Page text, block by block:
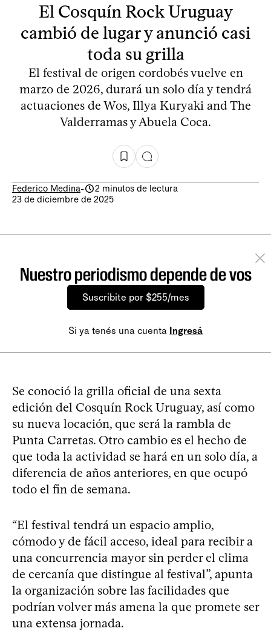
El Cosquín Rock Uruguay
cambió de lugar y anunció casi
toda su grilla
El festival de origen cordobés vuelve en
marzo de 2026, durará un solo día y tendrá
actuaciones de Wos, Illya Kuryaki and The
Valderramas y Abuela Coca.
Federico Medina-
2 minutos de lectura
23 de diciembre de 2025
Nuestro periodismo depende de vos
Suscribite por $255/mes
Si ya tenés una cuenta Ingresá
Se conoció la grilla oficial de una sexta
edición del Cosquín Rock Uruguay, así como
su nueva locación, que será la rambla de
Punta Carretas. Otro cambio es el hecho de
que toda la actividad se hará en un solo día, a
diferencia de años anteriores, en que ocupó
todo el fin de semana.
“El festival tendrá un espacio amplio,
cómodo y de fácil acceso, ideal para recibir a
una concurrencia mayor sin perder el clima
de cercanía que distingue al festival”, apunta
la organización sobre las facilidades que
podrían volver más amena la que promete ser
una extensa jornada.